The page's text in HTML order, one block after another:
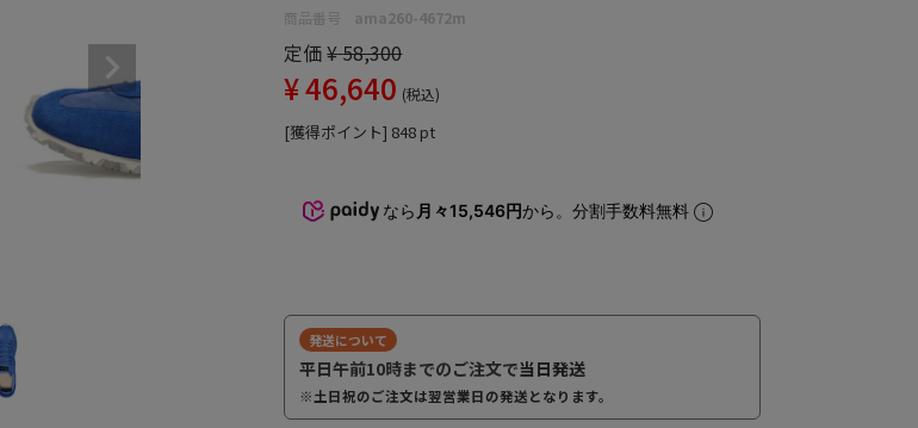
商品番号 ama260-4672m
定価¥58,300
¥46,640 税込
[獲得ポイント] 848 pt
なら 月々15,546円から。分割手数料無料
発送について
平日午前10時までのご注文で当日発送
※土日祝のご注文は翌営業日の発送となります。